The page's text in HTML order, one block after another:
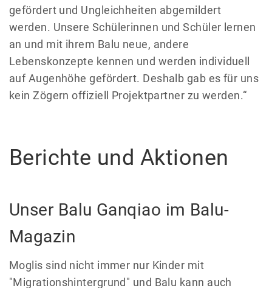
gefördert und Ungleichheiten abgemildert
werden. Unsere Schülerinnen und Schüler lernen
an und mit ihrem Balu neue, andere
Lebenskonzepte kennen und werden individuell
auf Augenhöhe gefördert. Deshalb gab es für uns
kein Zögern offiziell Projektpartner zu werden.“
Berichte und Aktionen
Unser Balu Ganqiao im Balu-
Magazin
Moglis sind nicht immer nur Kinder mit
"Migrationshintergrund" und Balu kann auch